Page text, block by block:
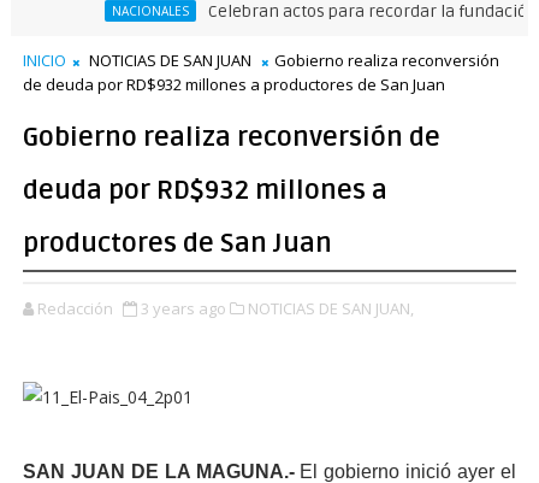
NACIONALES Celebran actos para recordar la fundación de
INICIO NOTICIAS DE SAN JUAN
Gobierno realiza reconversión
de deuda por RD$932 millones a productores de San Juan
Gobierno realiza reconversión de
deuda por RD$932 millones a
productores de San Juan
Redacción 3 years ago NOTICIAS DE SAN JUAN,
SAN JUAN DE LA MAGUNA.-El gobierno inició ayer el